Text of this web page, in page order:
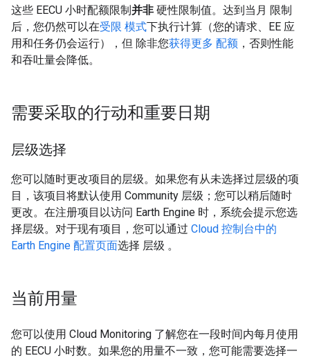
这些 EECU 小时配额限制并非 硬性限制值。达到当月 限制
后，您仍然可以在受限 模式下执行计算（您的请求、EE 应
用和任务仍会运行），但 除非您获得更多 配额 ，否则性能
和吞吐量会降低。
需要采取的行动和重要日期
层级选择
您可以随时更改项目的层级。如果您有从未选择过层级的项
目，该项目将默认使用 Community 层级；您可以稍后随时
更改。在注册项目以访问 Earth Engine 时，系统会提示您选
择层级。对于现有项目，您可以通过 Cloud 控制台中的
Earth Engine 配置页面选择 层级 。
当前用量
您可以使用 Cloud Monitoring 了解您在一段时间内每月使用
的 EECU 小时数。如果您的用量不一致，您可能需要选择一